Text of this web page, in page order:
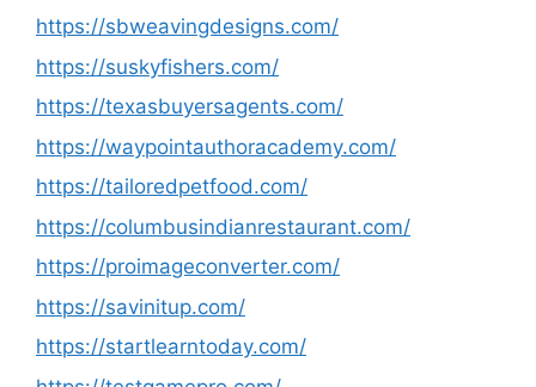
https://sbweavingdesigns.com/
https://suskyfishers.com/
https://texasbuyersagents.com/
https://waypointauthoracademy.com/
https://tailoredpetfood.com/
https://columbusindianrestaurant.com/
https://proimageconverter.com/
https://savinitup.com/
https://startlearntoday.com/